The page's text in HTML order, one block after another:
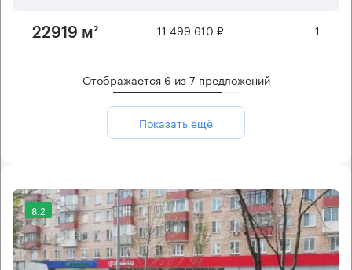
22919 м² 11 499 610 ₽ 1
Отображается 6 из7 предложений
Показать ещё
8.2